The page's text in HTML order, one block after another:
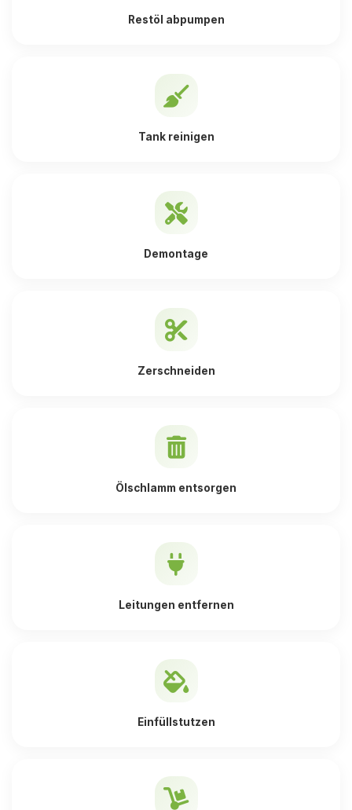
Restöl abpumpen
Tank reinigen
Demontage
Zerschneiden
Ölschlamm entsorgen
Leitungen entfernen
Einfüllstutzen